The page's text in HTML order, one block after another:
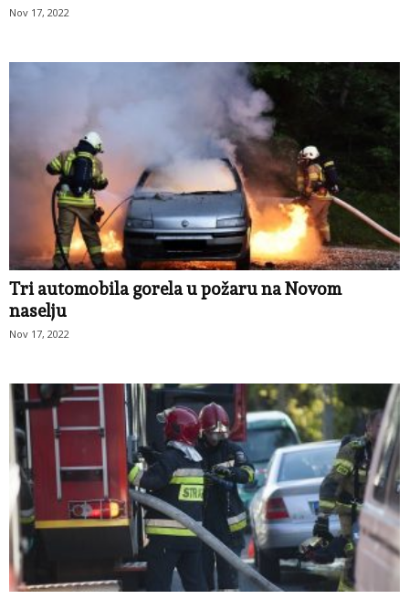
Nov 17, 2022
Tri automobila gorela u požaru na Novom
naselju
Nov 17, 2022